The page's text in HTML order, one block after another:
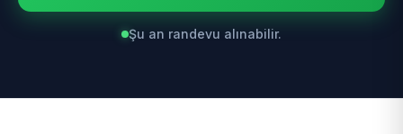
Şu an randevu alınabilir.